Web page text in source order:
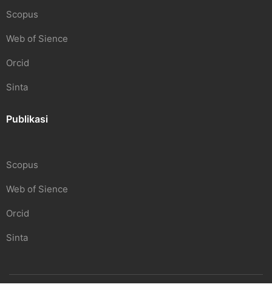
Scopus
Web of Sience
Orcid
Sinta
Publikasi
Scopus
Web of Sience
Orcid
Sinta